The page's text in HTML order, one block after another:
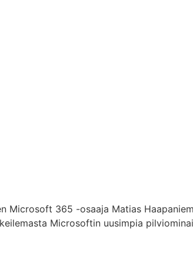
Microsoft 365 -osaaja Matias
Microsoftin uusimpia